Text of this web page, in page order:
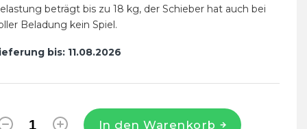
bis: 11.08.2026
In den Warenkorb
beträgt bis zu 18 kg, der Schieber hat auch bei
Beladung kein Spiel.